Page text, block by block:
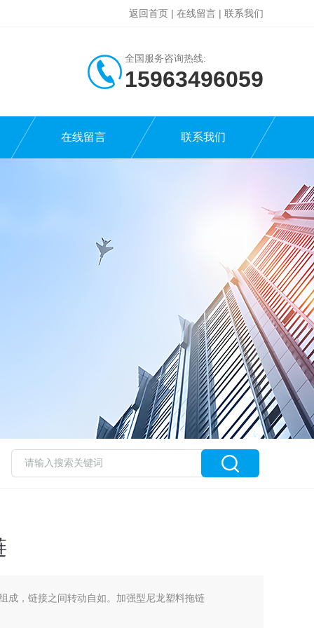
返回首页 | 在线留言 | 联系我们
全国服务咨询热线:
15963496059
在线留言 联系我们
成，链接之间转动自如。加强型尼龙塑料拖链